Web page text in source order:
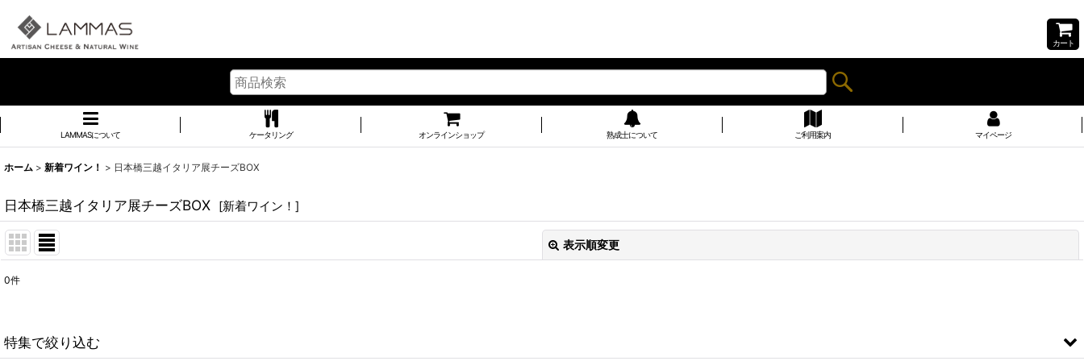
カート
LAMMASについて ケータリング オンラインショップ 熟成士について ご利用案内 マイページ
ホーム > 新着ワイン！ > 日本橋三越イタリア展チーズBOX
日本橋三越イタリア展チーズBOX [新着ワイン！ ]
表示順変更
並び順:
0件
特集で絞り込む